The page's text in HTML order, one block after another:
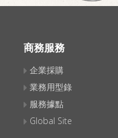
商務服務
企業採購
業務用型錄
服務據點
Global Site